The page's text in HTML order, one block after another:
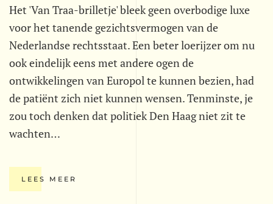
Het 'Van Traa-brilletje' bleek geen overbodige luxe
voor het tanende gezichtsvermogen van de
Nederlandse rechtsstaat. Een beter loerijzer om nu
ook eindelijk eens met andere ogen de
ontwikkelingen van Europol te kunnen bezien, had
de patiënt zich niet kunnen wensen. Tenminste, je
zou toch denken dat politiek Den Haag niet zit te
wachten…
LEES MEER